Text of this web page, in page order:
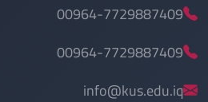
00964-7729887409
00964-7729887409
info@kus.edu.iq